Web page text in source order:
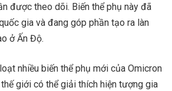
được theo dõi. Biến thể phụ này đã
gia và đang góp phần tạo ra làn
ở Ấn Độ.
nhiều biến thể phụ mới của Omicron
giới có thể giải thích hiện tượng gia